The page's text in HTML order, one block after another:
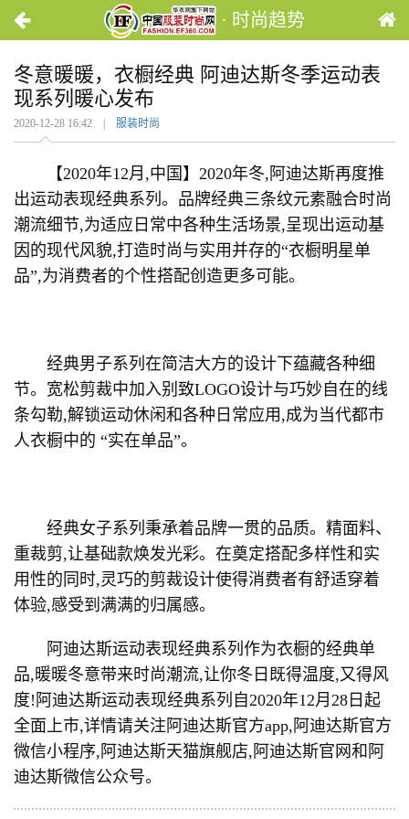
· 时尚趋势
冬意暖暖，衣橱经典 阿迪达斯冬季运动表
现系列暖心发布
2020-12-28 16:42 | 服装时尚
【2020年12月,中国】2020年冬,阿迪达斯再度推
出运动表现经典系列。品牌经典三条纹元素融合时尚
潮流细节,为适应日常中各种生活场景,呈现出运动基
因的现代风貌,打造时尚与实用并存的“衣橱明星单
品”,为消费者的个性搭配创造更多可能。
经典男子系列在简洁大方的设计下蕴藏各种细
节。宽松剪裁中加入别致LOGO设计与巧妙自在的线
条勾勒,解锁运动休闲和各种日常应用,成为当代都市
人衣橱中的 “实在单品”。
经典女子系列秉承着品牌一贯的品质。精面料、
重裁剪,让基础款焕发光彩。在奠定搭配多样性和实
用性的同时,灵巧的剪裁设计使得消费者有舒适穿着
体验,感受到满满的归属感。
阿迪达斯运动表现经典系列作为衣橱的经典单
品,暖暖冬意带来时尚潮流,让你冬日既得温度,又得风
度!阿迪达斯运动表现经典系列自2020年12月28日起
全面上市,详情请关注阿迪达斯官方app,阿迪达斯官方
微信小程序,阿迪达斯天猫旗舰店,阿迪达斯官网和阿
迪达斯微信公众号。